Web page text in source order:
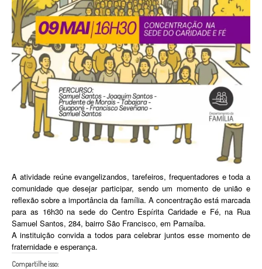
A atividade reúne evangelizandos, tarefeiros, frequentadores e toda a
comunidade que desejar participar, sendo um momento de união e
reflexão sobre a importância da família. A concentração está marcada
para as 16h30 na sede do Centro Espírita Caridade e Fé, na Rua
Samuel Santos, 284, bairro São Francisco, em Parnaíba.
A instituição convida a todos para celebrar juntos esse momento de
fraternidade e esperança.
Compartilhe isso: